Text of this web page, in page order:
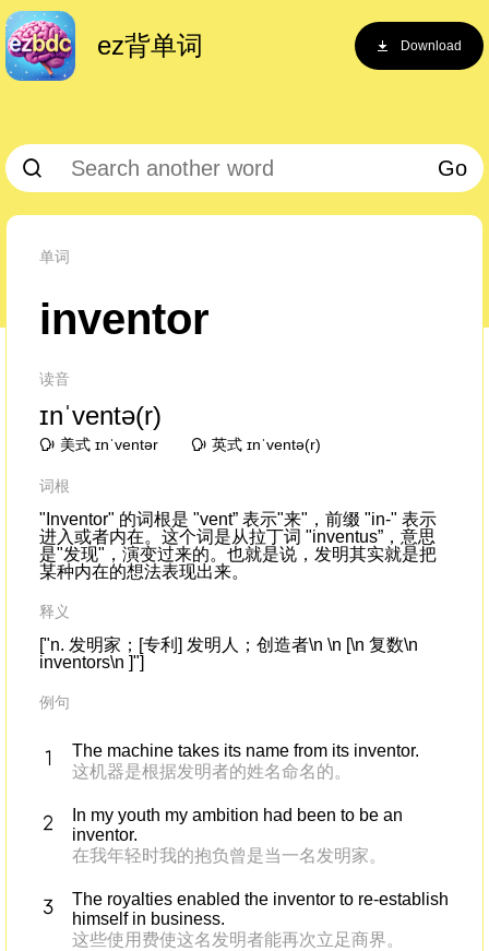
ez背单词 Download
Go
单词
inventor
读音
ɪnˈventə(r)
美式 ɪnˈventər 英式 ɪnˈventə(r)
词根
"Inventor" 的词根是 "vent” 表示"来"，前缀 "in-" 表示
进入或者内在。这个词是从拉丁词 "inventus”，意思
是"发现"，演变过来的。也就是说，发明其实就是把
某种内在的想法表现出来。
释义
["n. 发明家；[专利] 发明人；创造者\n \n [\n 复数\n
inventors\n ]"]
例句
The machine takes its name from its inventor.
这机器是根据发明者的姓名命名的。
In my youth my ambition had been to be an
inventor.
在我年轻时我的抱负曾是当一名发明家。
The royalties enabled the inventor to re-establish
himself in business.
这些使用费使这名发明者能再次立足商界。